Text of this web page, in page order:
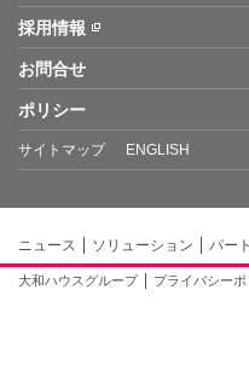
採用情報
お問合せ
ポリシー
サイトマップ ENGLISH
ニュース ソリューション パー
大和ハウスグループ プライバシーポ